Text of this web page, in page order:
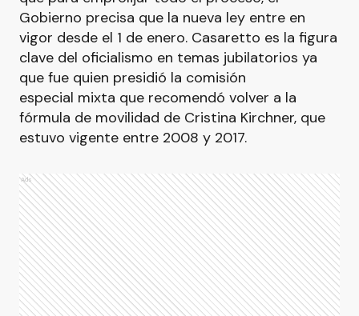
Gobierno precisa que la nueva ley entre en
vigor desde el 1 de enero. Casaretto es la figura
clave del oficialismo en temas jubilatorios ya
que fue quien presidió la comisión
especial mixta que recomendó volver a la
fórmula de movilidad de Cristina Kirchner, que
estuvo vigente entre 2008 y 2017.
Ads